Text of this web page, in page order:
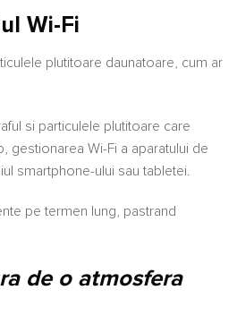
Wi-Fi
plutitoare daunatoare, cum ar
si particulele plutitoare care
gestionarea Wi-Fi a aparatului de
smartphone-ului sau tabletei.
pe termen lung, pastrand
de o atmosfera